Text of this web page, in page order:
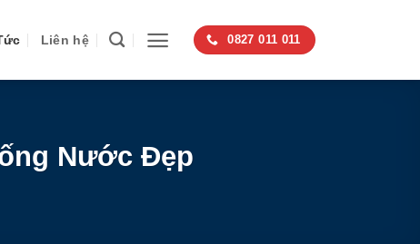
Liên hệ 0827 011 011
Nước Đẹp